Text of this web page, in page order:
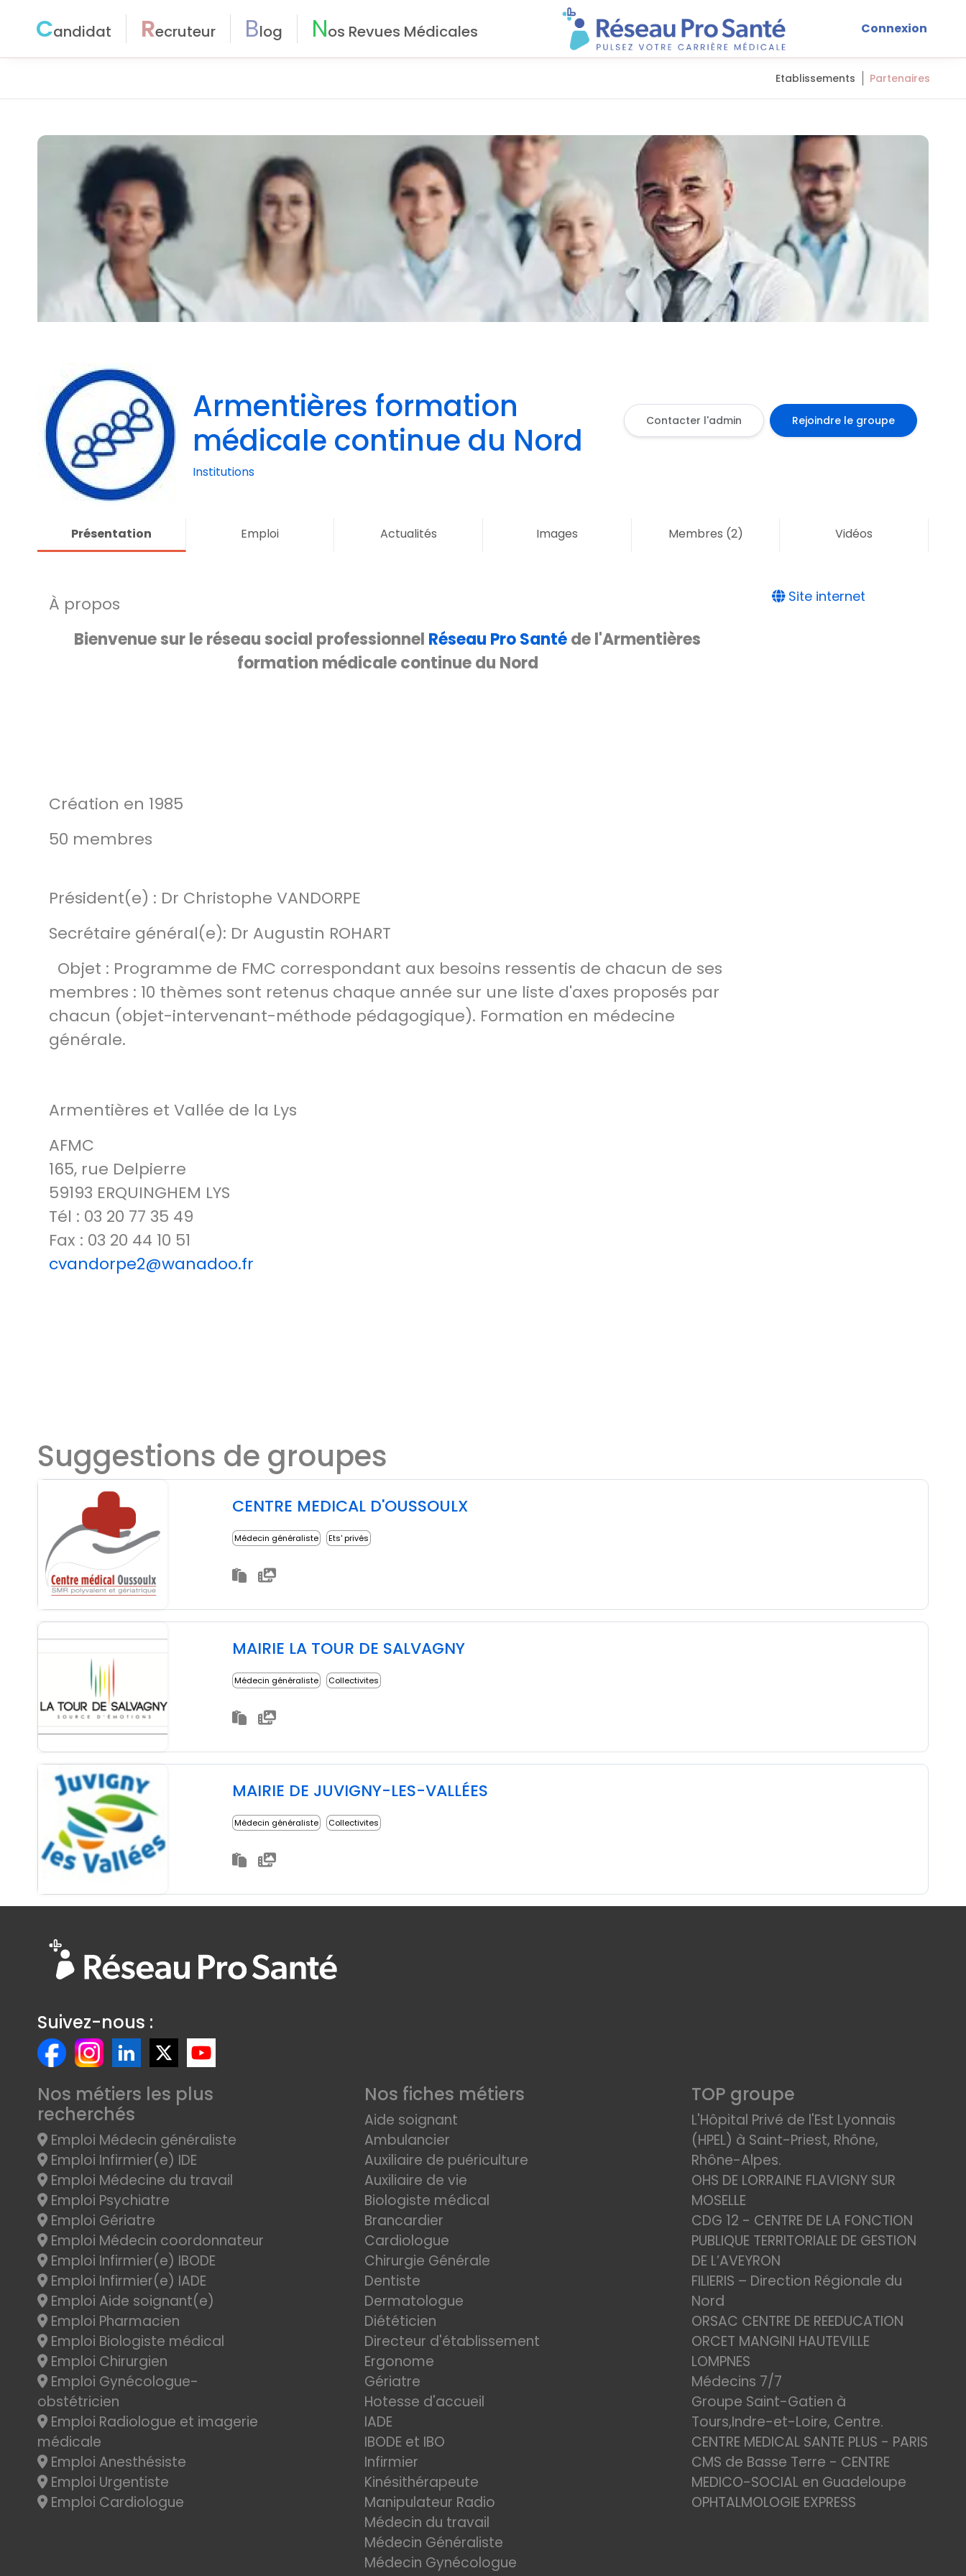
Candidat Recruteur Blog Nos Revues Médicales Connexion
Etablissements Partenaires
Armentières formation
médicale continue du Nord
Contacter l'admin Rejoindre le groupe
Institutions
Présentation Emploi Actualités Images Membres (2) Vidéos
À propos
Bienvenue sur le réseau social professionnel Réseau Pro Santéde l'Armentières
formation médicale continue du Nord
Création en 1985
50 membres
Président(e) : Dr Christophe VANDORPE
Secrétaire général(e): Dr Augustin ROHART
Objet : Programme de FMC correspondant aux besoins ressentis de chacun de ses
membres : 10 thèmes sont retenus chaque année sur une liste d'axes proposés par
chacun (objet-intervenant-méthode pédagogique). Formation en médecine
générale.
Armentières et Vallée de la Lys
AFMC
165, rue Delpierre
59193 ERQUINGHEM LYS
Tél : 03 20 77 35 49
Fax : 03 20 44 10 51
cvandorpe2@wanadoo.fr
Site internet
Suggestions de groupes
CENTRE MEDICAL D'OUSSOULX
Médecin généraliste Ets' privés
MAIRIE LA TOUR DE SALVAGNY
Médecin généraliste Collectivites
MAIRIE DE JUVIGNY-LES-VALLÉES
Médecin généraliste Collectivites
Suivez-nous :
Nos métiers les plus
recherchés
Emploi Médecin généraliste
Emploi Infirmier(e) IDE
Emploi Médecine du travail
Emploi Psychiatre
Emploi Gériatre
Emploi Médecin coordonnateur
Emploi Infirmier(e) IBODE
Emploi Infirmier(e) IADE
Emploi Aide soignant(e)
Emploi Pharmacien
Emploi Biologiste médical
Emploi Chirurgien
Emploi Gynécologue-
obstétricien
Emploi Radiologue et imagerie
médicale
Emploi Anesthésiste
Emploi Urgentiste
Emploi Cardiologue
Nos fiches métiers
Aide soignant
Ambulancier
Auxiliaire de puériculture
Auxiliaire de vie
Biologiste médical
Brancardier
Cardiologue
Chirurgie Générale
Dentiste
Dermatologue
Diététicien
Directeur d'établissement
Ergonome
Gériatre
Hotesse d'accueil
IADE
IBODE et IBO
Infirmier
Kinésithérapeute
Manipulateur Radio
Médecin du travail
Médecin Généraliste
Médecin Gynécologue
TOP groupe
L'Hôpital Privé de l'Est Lyonnais
(HPEL) à Saint-Priest, Rhône,
Rhône-Alpes.
OHS DE LORRAINE FLAVIGNY SUR
MOSELLE
CDG 12 - CENTRE DE LA FONCTION
PUBLIQUE TERRITORIALE DE GESTION
DE L’AVEYRON
FILIERIS – Direction Régionale du
Nord
ORSAC CENTRE DE REEDUCATION
ORCET MANGINI HAUTEVILLE
LOMPNES
Médecins 7/7
Groupe Saint-Gatien à
Tours,Indre-et-Loire, Centre.
CENTRE MEDICAL SANTE PLUS - PARIS
CMS de Basse Terre - CENTRE
MEDICO-SOCIAL en Guadeloupe
OPHTALMOLOGIE EXPRESS